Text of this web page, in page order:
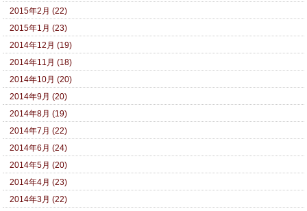
2015年2月 (22)
2015年1月 (23)
2014年12月 (19)
2014年11月 (18)
2014年10月 (20)
2014年9月 (20)
2014年8月 (19)
2014年7月 (22)
2014年6月 (24)
2014年5月 (20)
2014年4月 (23)
2014年3月 (22)